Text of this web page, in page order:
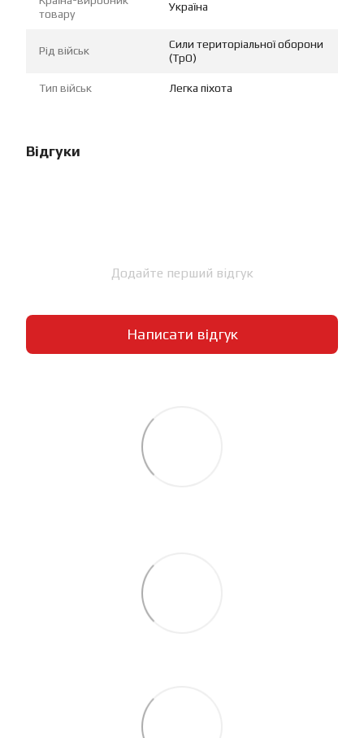
товару
Україна
Рід військ
Сили територіальної оборони
(ТрО)
Тип військ Легка піхота
Відгуки
Додайте перший відгук
Написати відгук